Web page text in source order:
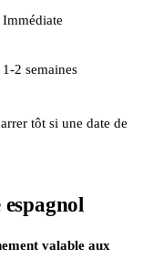
Immédiate
1-2 semaines
tôt si une date de
valable aux